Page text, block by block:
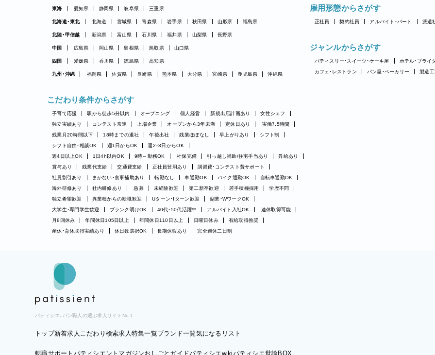
東海 愛知県 静岡県 岐阜県 三重県
北海道・東北 北海道 宮城県 青森県 岩手県 秋田県 山形県 福島県
北陸・甲信越 新潟県 富山県 石川県 福井県 山梨県 長野県
中国 広島県 岡山県 島根県 鳥取県 山口県
四国 愛媛県 香川県 徳島県 高知県
九州・沖縄 福岡県 佐賀県 長崎県 熊本県 大分県 宮崎県 鹿児島県 沖縄県
雇用形態からさがす
正社員 契約社員 アルバイト・パート 派遣
ジャンルからさがす
パティスリー・スイーツ・ケーキ屋 ホテル・ブライ
カフェ・レストラン
パン屋・ベーカリー 製造工
こだわり条件からさがす
子育て応援 駅から徒歩5分以内 オープニング 個人経営 新規出店計画あり
女性シェフ
独立実績あり
コンテスト常連 上場企業 オープンから3年未満 定休日あり
実働7.5時間
残業月20時間以下
18時までの退社 午後出社 残業ほぼなし 早上がりあり
シフト制
シフト自由・相談OK
週1日からOK
週2・3日からOK
週4日以上OK
1日4h以内OK 9時～勤務OK 社保完備 引っ越し補助/住宅手当あり
昇給あり
賞与あり
残業代支給 交通費支給 正社員登用あり
講習費・コンテスト費サポート
社員割引あり
まかない・食事補助あり 転勤なし 車通勤OK バイク通勤OK
自転車通勤OK
海外研修あり
社内研修あり 急募 未経験歓迎 第二新卒歓迎 若手積極採用
学歴不問
独立希望歓迎
異業種からの転職歓迎 Uターン・Iターン歓迎
副業・WワークOK
大学生・専門学生歓迎
ブランク明けOK 40代・50代活躍中 アルバイト入社OK
連休取得可能
月8回休み
年間休日105日以上 年間休日110日以上 日曜日休み
有給取得推奨
産休・育休取得実績あり
休日数選択OK 長期休暇あり 完全週休二日制
パティシエ、パン職人の選ぶ求人サイトNo.1
トップ新着求人 こだわり検索求人特集一覧ブランド一覧気になるリスト
転職サポート パティシエントマガジンおしごとガイドパティシエwikiパティシエ世論BOX